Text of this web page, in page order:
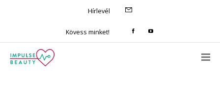
Hírlevél
Kövess minket!